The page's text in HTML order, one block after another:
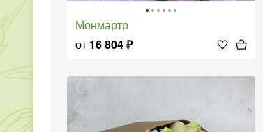
Монмартр
от 16 804₽